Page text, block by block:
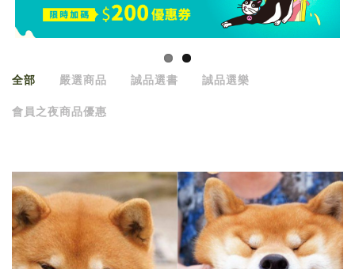
全部 嚴選商品 誠品選書 誠品選樂
會員之夜商品優惠